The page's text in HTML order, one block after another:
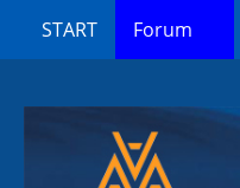
START Forum